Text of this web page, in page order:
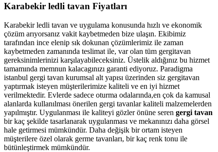
Karabekir ledli tavan Fiyatları
Karabekir ledli tavan ve uygulama konusunda hızlı ve ekonomik
çözüm arıyorsanız vakit kaybetmeden bize ulaşın. Ekibimiz
tarafından ince elenip sık dokunan çözümlerimiz ile zaman
kaybetmeden zamanında teslimat ile, var olan tüm gergitavan
gereksinimlerinizi karşılayabileceksiniz. Üstelik aldığınız bu hizmet
tamamında memnun kalacagınızı garanti ediyoruz. Paradigma
istanbul gergi tavan kurumsal alt yapısı üzerinden siz gergitavan
yaptırmak isteyen müşterilerimize kaliteli ve en iyi hizmet
verilmektedir. Evlerde sadece oturma odalarında,en çok da kamusal
alanlarda kullanılması önerilen gergi tavanlar kaliteli malzemelerden
yapılmıştır. Uygulanması ile kaliteyi gözler önüne seren gergi tavan
bir kaç şekilde tasarlanarak uygulanması ve mekanınızı daha görsel
hale getirmesi mümkündür. Daha değişik bir ortam isteyen
müşterilere özel olarak germe tavanları, bir kaç renk tonu ile
bütünleştirmek mümkündür.